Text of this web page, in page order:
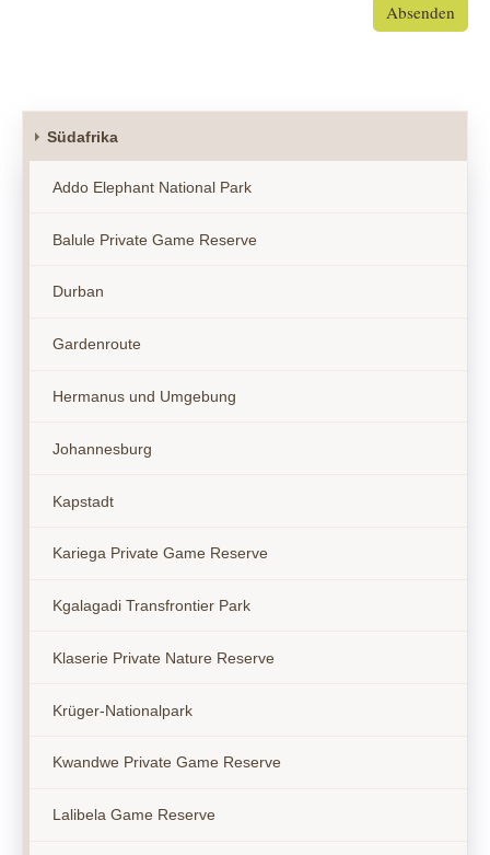
Absenden
Südafrika
Addo Elephant National Park
Balule Private Game Reserve
Durban
Gardenroute
Hermanus und Umgebung
Johannesburg
Kapstadt
Kariega Private Game Reserve
Kgalagadi Transfrontier Park
Klaserie Private Nature Reserve
Krüger-Nationalpark
Kwandwe Private Game Reserve
Lalibela Game Reserve